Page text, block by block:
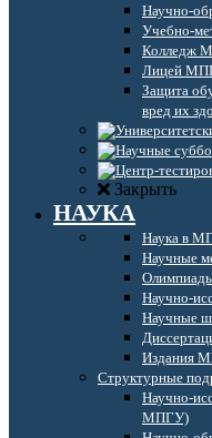
Научно-
Учебно-
Колледж
Лицей
Защита
вред их
Закрыть
НАУКА
Наука в
Научные
Научно-
Научные
Издания
Структурные
Научно-
МПГУ)